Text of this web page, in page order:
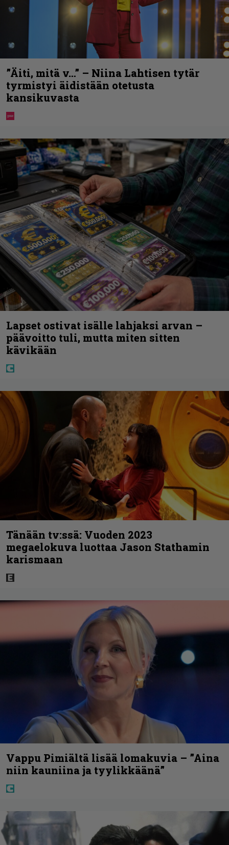
”Äiti, mitä v…” – Niina Lahtisen tytär
tyrmistyi äidistään otetusta
kansikuvasta
Lapset ostivat isälle lahjaksi arvan –
päävoitto tuli, mutta miten sitten
kävikään
Tänään tv:ssä: Vuoden 2023
megaelokuva luottaa Jason Stathamin
karismaan
Vappu Pimiältä lisää lomakuvia – ”Aina
niin kauniina ja tyylikkäänä”